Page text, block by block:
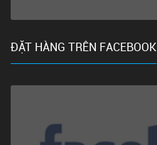
ĐẶT HÀNG TRÊN FACEBOOK